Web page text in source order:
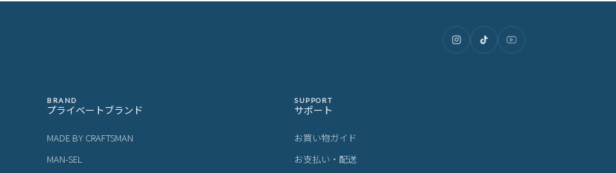
BRAND
プライベートブランド
MADE BY CRAFTSMAN
MAN-SEL
SUPPORT
サポート
お買い物ガイド
お支払い・配送